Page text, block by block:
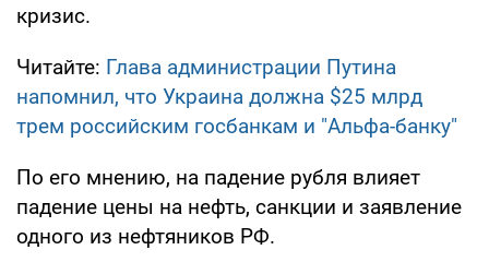
кризис.
Читайте: Глава администрации Путина
напомнил, что Украина должна $25 млрд
трем российским госбанкам и "Альфа-банку"
По его мнению, на падение рубля влияет
падение цены на нефть, санкции и заявление
одного из нефтяников РФ.